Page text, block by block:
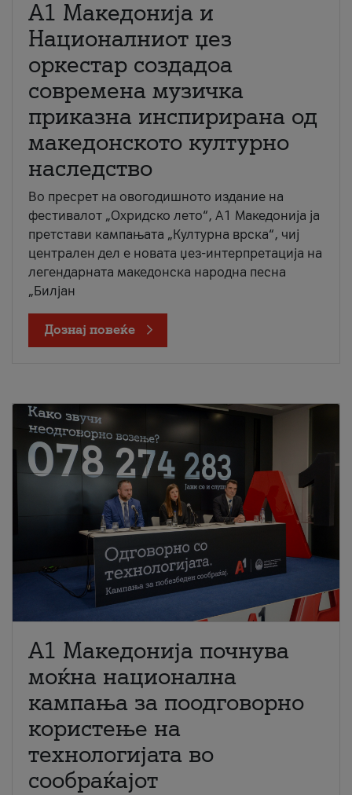
А1 Македонија и
Националниот џез
оркестар создадоа
современа музичка
приказна инспирирана од
македонското културно
наследство
Во пресрет на овогодишното издание на
фестивалот „Охридско лето“, А1 Македонија ја
претстави кампањата „Културна врска“, чиј
централен дел е новата џез-интерпретација на
легендарната македонска народна песна
„Билјан
Дознај повеќе
A1 Македонија почнува
моќна национална
кампања за поодговорно
користење на
технологијата во
сообраќајот